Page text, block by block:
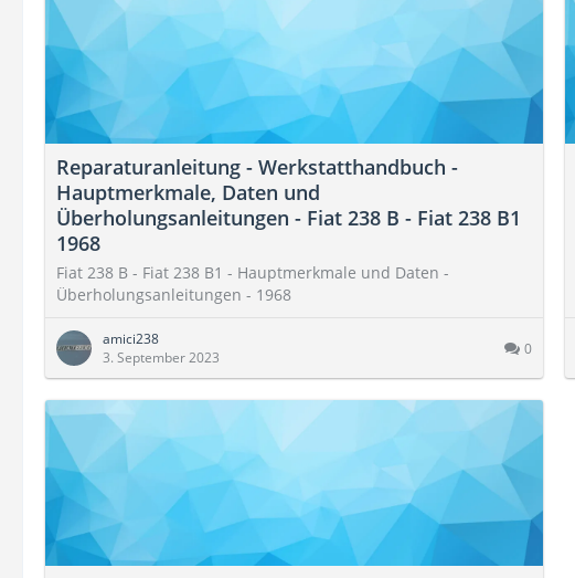
Reparaturanleitung - Werkstatthandbuch -
Hauptmerkmale, Daten und
Überholungsanleitungen - Fiat 238 B - Fiat 238 B1
1968
Fiat 238 B - Fiat 238 B1 - Hauptmerkmale und Daten -
Überholungsanleitungen - 1968
amici238
3. September 2023
0